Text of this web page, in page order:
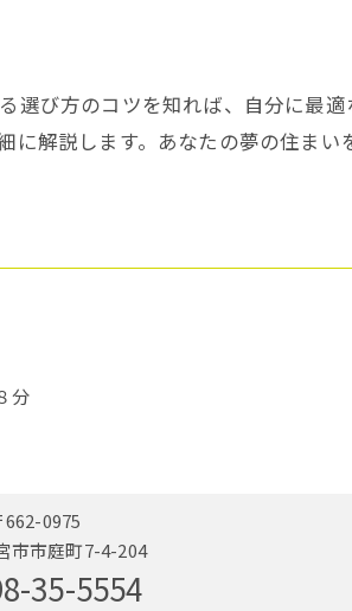
び方のコツを知れば、自分に最
解説します。あなたの夢の住ま
分
662-0975
市市庭町7-4-204
35-5554